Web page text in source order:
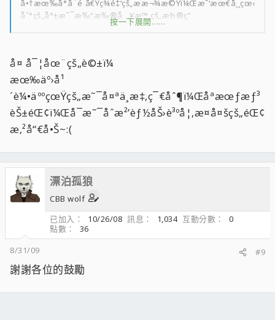
å•†æœ‰å°å¯é å€Ÿç¾é‡‘çš„ææ¬¾æ©Ÿï¼Œæˆ‘æœ€å¸¸çœ‹
åˆ°çš„å°±æ˜¯æ‰“æ‰®å…¥æ™‚çš„æ½®ç”
·ã€è¾£å¦¹ç«™åœ¨ææ¬¾æ©Ÿå‰æä¸å‡ºéŒ¢ä¾†ï¼Œç„¶å
å°ä¸€é‚Šè·¯äººçš„çœ¼ç¥žè¦–è‹¥ç„¡ç¹!
按一下展開……
å¤ å¯¦åœ¨çš„è©±ï¼
æœ‰äº›å¹
´è¼•äººçœŸçš„æ˜¯å¤ªä¸æ‡‚ç¯€åˆ¶ï¼Œåªæœƒæƒ³
èŠ±éŒ¢ï¼Œå¯æ˜¯åˆæ²’èƒ½åŠ›è³ºå¦‚æ­¤å¤šçš„éŒ¢
æ‚²å“€å•Š~:(
漂泊孤狼
CBB wolf
已加入
10/26/08 訊息 1,034 互動分數
0
點數
36
8/31/09
#9
謝謝各位的鼓勵